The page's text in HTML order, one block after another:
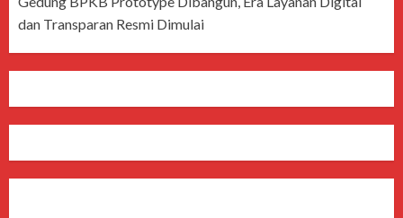
dan Transparan Resmi Dimulai